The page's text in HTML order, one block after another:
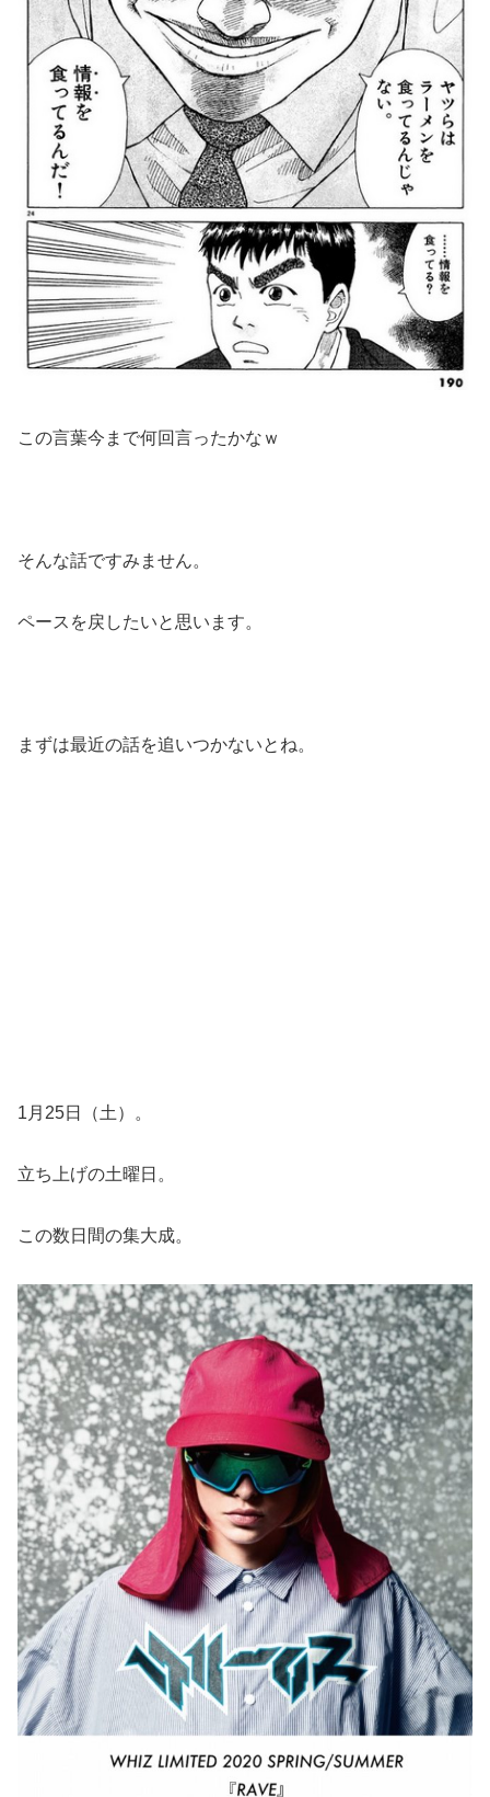
この言葉今まで何回言ったかなｗ
そんな話ですみません。
ペースを戻したいと思います。
まずは最近の話を追いつかないとね。
1月25日（土）。
立ち上げの土曜日。
この数日間の集大成。